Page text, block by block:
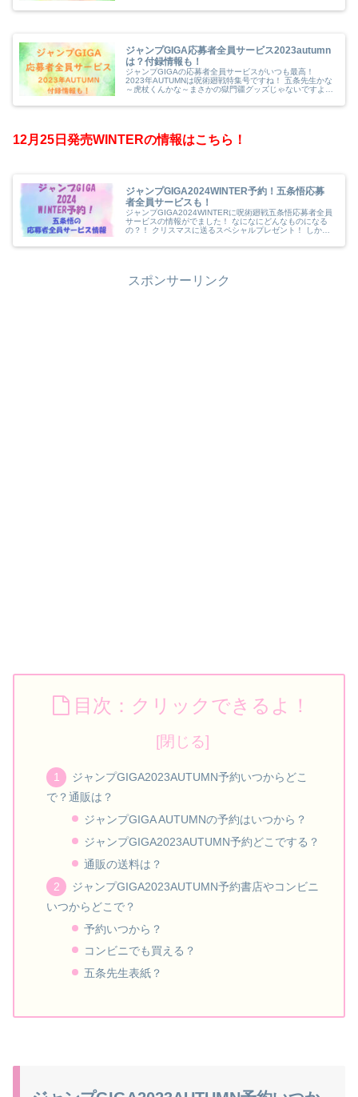
買っていいか分からなくなる！...
ジャンプGIGA応募者全員サービス2023autumn
は？付録情報も！
ジャンプGIGAの応募者全員サービスがいつも最高！
2023年AUTUMNは呪術廻戦特集号ですね！ 五条先生かな
～虎杖くんかな～まさかの獄門疆グッズじゃないですよ
ところです。 また、付録の...
12月25日発売WINTERの情報はこちら！
ジャンプGIGA2024WINTER予約！五条悟応募
者全員サービスも！
ジャンプGIGA2024WINTERに呪術廻戦五条悟応募者全員
サービスの情報がでました！ なになにどんなものになる
の？！ クリスマスに送るスペシャルプレゼント！ しかも
せないです。 あれ、...
スポンサーリンク
目次：クリックできるよ！
ジャンプGIGA2023AUTUMN予約いつからどこ
で？通販は？
ジャンプGIGA AUTUMNの予約はいつから？
ジャンプGIGA2023AUTUMN予約どこでする？
通販の送料は？
ジャンプGIGA2023AUTUMN予約書店やコンビニ
いつからどこで？
予約いつから？
コンビニでも買える？
五条先生表紙？